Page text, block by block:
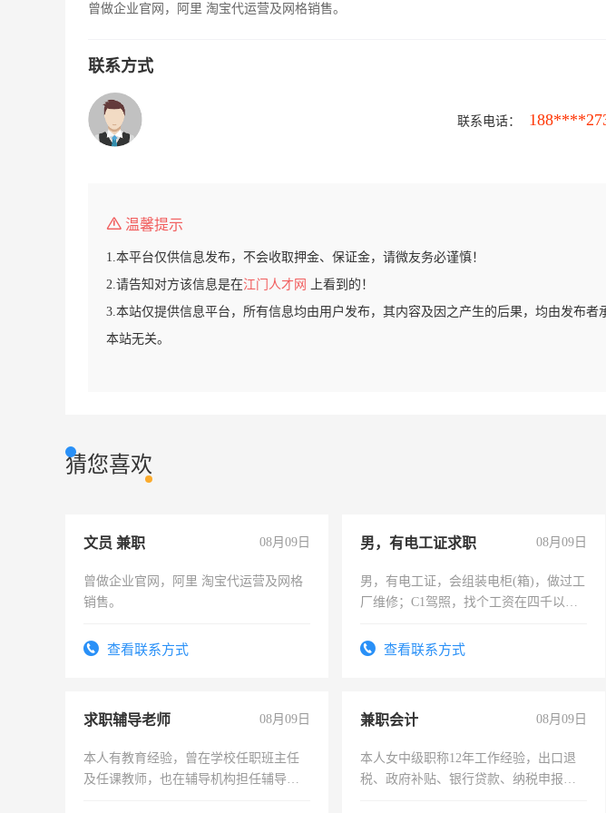
曾做企业官网，阿里 淘宝代运营及网格销售。
联系方式
联系电话：
温馨提示
1.本平台仅供信息发布，不会收取押金、保证金，请微友务必谨慎！
2.请告知对方该信息是在江门人才网
上看到的！
3.本站仅提供信息平台，所有信息均由用户发布，其内容及因之产生的后果，均由发布者
本站无关。
猜您喜欢
文员 兼职 08月09日
曾做企业官网，阿里 淘宝代运营及网格
销售。
查看联系方式
男，有电工证求职 08月09日
男，有电工证，会组装电柜(箱)，做过工
厂维修；C1驾照，找个工资在四千以
电话查看联系方式
求职辅导老师 08月09日
本人有教育经验，曾在学校任职班主任
及任课教师，也在辅导机构担任辅导教
兼职会计 08月09日
本人女中级职称12年工作经验，出口退
税、政府补贴、银行贷款、纳税申报、